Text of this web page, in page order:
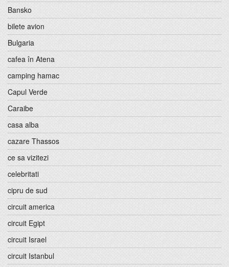
Bansko
bilete avion
Bulgaria
cafea în Atena
camping hamac
Capul Verde
Caraibe
casa alba
cazare Thassos
ce sa vizitezi
celebritati
cipru de sud
circuit america
circuit Egipt
circuit Israel
circuit Istanbul